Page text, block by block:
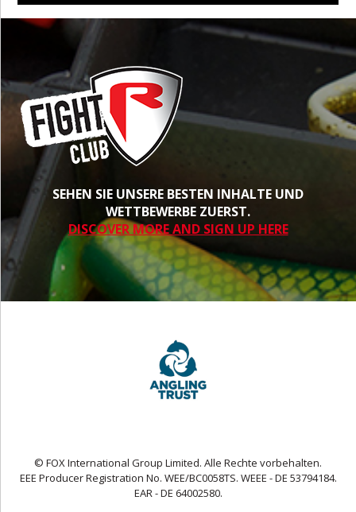
SEHEN SIE UNSERE BESTEN INHALTE UND
WETTBEWERBE ZUERST.
DISCOVER MORE AND SIGN UP HERE
© FOX International Group Limited. Alle Rechte vorbehalten.
EEE Producer Registration No. WEE/BC0058TS. WEEE - DE 53794184.
EAR - DE 64002580.